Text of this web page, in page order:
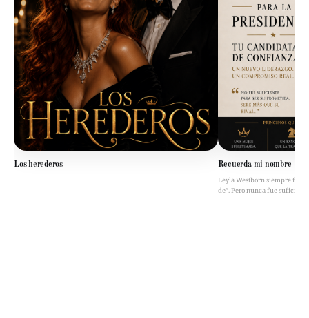
Los herederos Recuerda mi nombre
Leyla Westborn siempre fue
de”. Pero nunca fue